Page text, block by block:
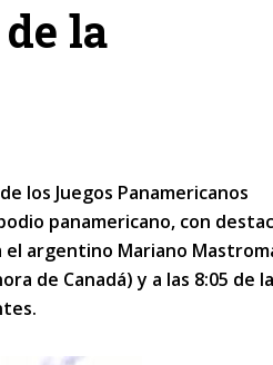
la
los Juegos Panamericanos
panamericano, con
argentino Mariano
de Canadá) y a las 8:05 de